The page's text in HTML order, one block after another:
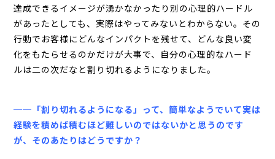
達成できるイメージが湧かなかったり別の心理的ハードル
があったとしても、実際はやってみないとわからない。その
行動でお客様にどんなインパクトを残せて、どんな良い変
化をもたらせるのかだけが大事で、自分の心理的なハード
ルは二の次だなと割り切れるようになりました。
──「割り切れるようになる」って、簡単なようでいて実は
経験を積めば積むほど難しいのではないかと思うのです
が、そのあたりはどうですか？